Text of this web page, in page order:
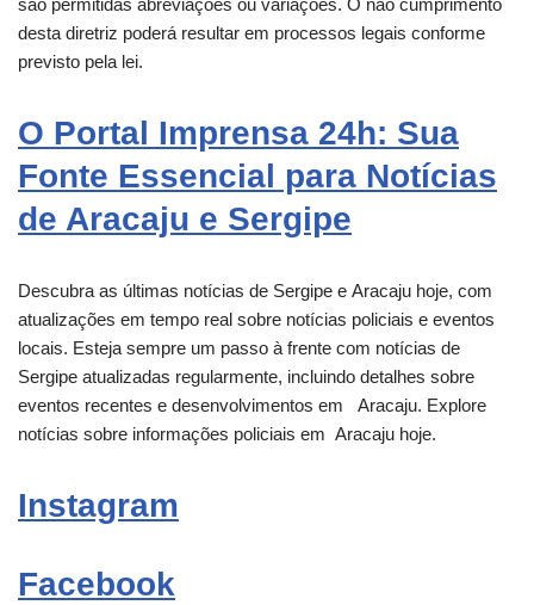
são permitidas abreviações ou variações. O não cumprimento
desta diretriz poderá resultar em processos legais conforme
previsto pela lei.
O Portal Imprensa 24h: Sua
Fonte Essencial para Notícias
de Aracaju e Sergipe
Descubra as últimas notícias de Sergipe e Aracaju hoje, com
atualizações em tempo real sobre notícias policiais e eventos
locais. Esteja sempre um passo à frente com notícias de
Sergipe atualizadas regularmente, incluindo detalhes sobre
eventos recentes e desenvolvimentos em Aracaju. Explore
notícias sobre informações policiais em Aracaju hoje.
Instagram
Facebook